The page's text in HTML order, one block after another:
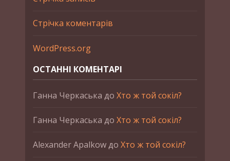
Стрічка коментарів
WordPress.org
ОСТАННІ КОМЕНТАРІ
Ганна Черкаська до Хто ж той сокіл?
Ганна Черкаська до Хто ж той сокіл?
Alexander Apalkowдо Хто ж той сокіл?